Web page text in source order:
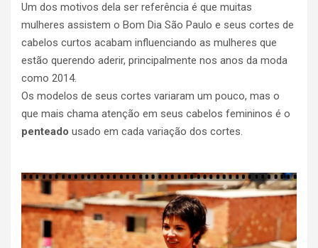
Um dos motivos dela ser referência é que muitas
mulheres assistem o Bom Dia São Paulo e seus cortes de
cabelos curtos acabam influenciando as mulheres que
estão querendo aderir, principalmente nos anos da moda
como 2014.
Os modelos de seus cortes variaram um pouco, mas o
que mais chama atenção em seus cabelos femininos é o
penteado usado em cada variação dos cortes.